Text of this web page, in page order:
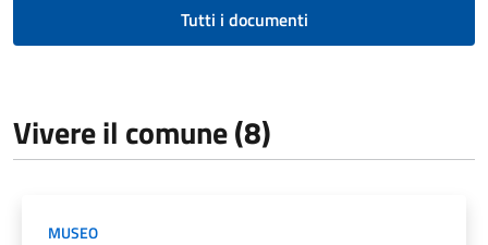
Tutti i documenti
Vivere il comune (8)
MUSEO